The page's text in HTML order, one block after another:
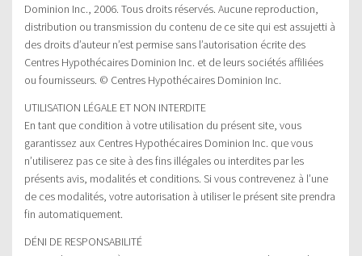
Dominion Inc., 2006. Tous droits réservés. Aucune reproduction,
distribution ou transmission du contenu de ce site qui est assujetti à
des droits d’auteur n’est permise sans l’autorisation écrite des
Centres Hypothécaires Dominion Inc. et de leurs sociétés affiliées
ou fournisseurs. © Centres Hypothécaires Dominion Inc.
UTILISATION LÉGALE ET NON INTERDITE
En tant que condition à votre utilisation du présent site, vous
garantissez aux Centres Hypothécaires Dominion Inc. que vous
n’utiliserez pas ce site à des fins illégales ou interdites par les
présents avis, modalités et conditions. Si vous contrevenez à l’une
de ces modalités, votre autorisation à utiliser le présent site prendra
fin automatiquement.
DÉNI DE RESPONSABILITÉ